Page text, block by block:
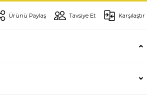
Ürünü Paylaş Tavsiye Et Karşılaştır